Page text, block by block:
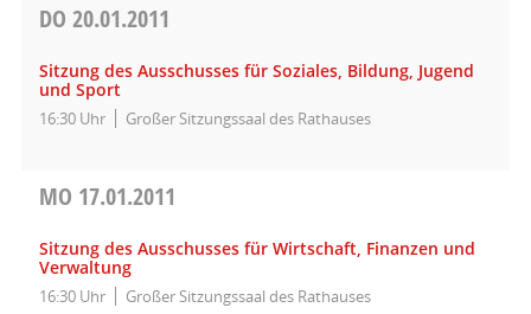
DO 20.01.2011
Sitzung des Ausschusses für Soziales, Bildung, Jugend
und Sport
16:30 Uhr Großer Sitzungssaal des Rathauses
MO 17.01.2011
Sitzung des Ausschusses für Wirtschaft, Finanzen und
Verwaltung
16:30 Uhr Großer Sitzungssaal des Rathauses